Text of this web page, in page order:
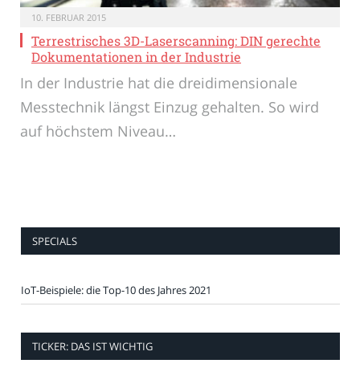
10. FEBRUAR 2015
Terrestrisches 3D-Laserscanning: DIN gerechte
Dokumentationen in der Industrie
In der Industrie hat die dreidimensionale
Messtechnik längst Einzug gehalten. So wird
auf höchstem Niveau…
SPECIALS
IoT-Beispiele: die Top-10 des Jahres 2021
TICKER: DAS IST WICHTIG